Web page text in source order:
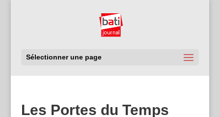
Sélectionner une page
Les Portes du Temps